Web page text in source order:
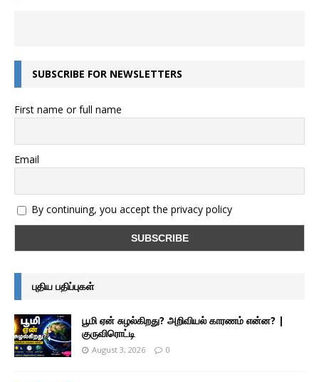
SUBSCRIBE FOR NEWSLETTERS
First name or full name
Email
By continuing, you accept the privacy policy
புதிய பதிப்புகள்
பூமி ஏன் சுழல்கிறது? அறிவியல் காரணம் என்ன? |
குருவிரொட்டி
August 3, 2026 0